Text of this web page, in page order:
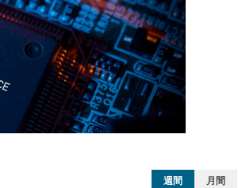
週間 月間